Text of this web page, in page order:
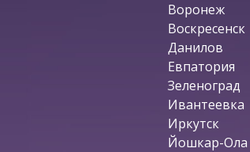
Воронеж
Воскресенск
Данилов
Евпатория
Зеленоград
Ивантеевка
Иркутск
Йошкар-Ола